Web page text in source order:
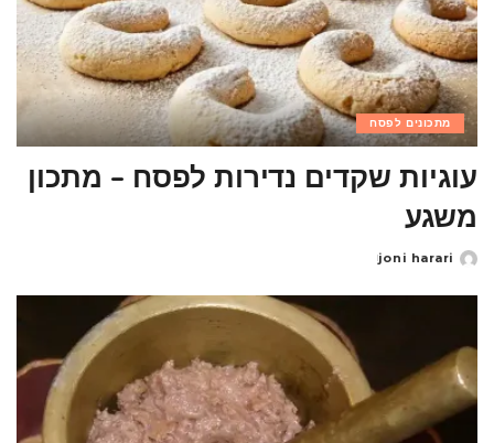
מתכונים לפסח
עוגיות שקדים נדירות לפסח – מתכון
משגע
Posted
joni harari